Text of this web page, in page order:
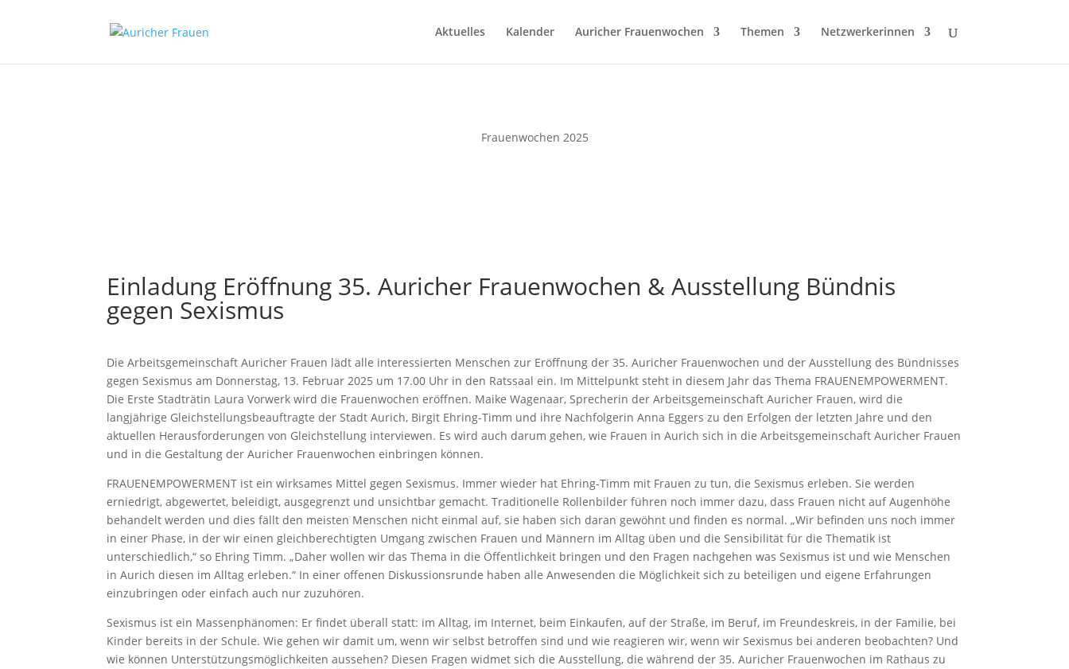
Aktuelles Kalender Auricher Frauenwochen Themen Netzwerkerinnen
Frauenwochen 2025
Einladung Eröffnung 35. Auricher Frauenwochen & Ausstellung Bündnis
gegen Sexismus
Die Arbeitsgemeinschaft Auricher Frauen lädt alle interessierten Menschen zur Eröffnung der 35. Auricher Frauenwochen und der Ausstellung des Bündnisses
gegen Sexismus am Donnerstag, 13. Februar 2025 um 17.00 Uhr in den Ratssaal ein. Im Mittelpunkt steht in diesem Jahr das Thema FRAUENEMPOWERMENT.
Die Erste Stadträtin Laura Vorwerk wird die Frauenwochen eröffnen. Maike Wagenaar, Sprecherin der Arbeitsgemeinschaft Auricher Frauen, wird die
langjährige Gleichstellungsbeauftragte der Stadt Aurich, Birgit Ehring-Timm und ihre Nachfolgerin Anna Eggers zu den Erfolgen der letzten Jahre und den
aktuellen Herausforderungen von Gleichstellung interviewen. Es wird auch darum gehen, wie Frauen in Aurich sich in die Arbeitsgemeinschaft Auricher Frauen
und in die Gestaltung der Auricher Frauenwochen einbringen können.
FRAUENEMPOWERMENT ist ein wirksames Mittel gegen Sexismus. Immer wieder hat Ehring-Timm mit Frauen zu tun, die Sexismus erleben. Sie werden
erniedrigt, abgewertet, beleidigt, ausgegrenzt und unsichtbar gemacht. Traditionelle Rollenbilder führen noch immer dazu, dass Frauen nicht auf Augenhöhe
behandelt werden und dies fällt den meisten Menschen nicht einmal auf, sie haben sich daran gewöhnt und finden es normal. „Wir befinden uns noch immer
in einer Phase, in der wir einen gleichberechtigten Umgang zwischen Frauen und Männern im Alltag üben und die Sensibilität für die Thematik ist
unterschiedlich,“ so Ehring Timm. „Daher wollen wir das Thema in die Öffentlichkeit bringen und den Fragen nachgehen was Sexismus ist und wie Menschen
in Aurich diesen im Alltag erleben.“ In einer offenen Diskussionsrunde haben alle Anwesenden die Möglichkeit sich zu beteiligen und eigene Erfahrungen
einzubringen oder einfach auch nur zuzuhören.
Sexismus ist ein Massenphänomen: Er findet überall statt: im Alltag, im Internet, beim Einkaufen, auf der Straße, im Beruf, im Freundeskreis, in der Familie, bei
Kinder bereits in der Schule. Wie gehen wir damit um, wenn wir selbst betroffen sind und wie reagieren wir, wenn wir Sexismus bei anderen beobachten? Und
wie können Unterstützungsmöglichkeiten aussehen? Diesen Fragen widmet sich die Ausstellung, die während der 35. Auricher Frauenwochen im Rathaus zu